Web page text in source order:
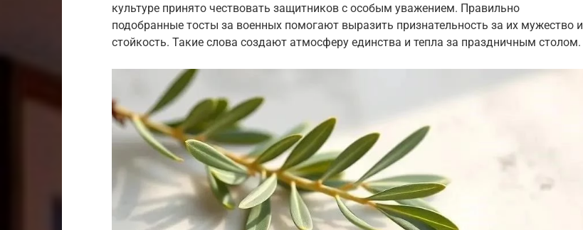
культуре принято чествовать защитников с особым уважением. Правильно
подобранные тосты за военных помогают выразить признательность за их мужество и
стойкость. Такие слова создают атмосферу единства и тепла за праздничным столом.